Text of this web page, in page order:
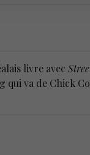
livre avec
va de Chick